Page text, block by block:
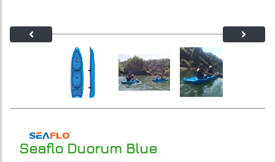
Seaflo Duorum Blue